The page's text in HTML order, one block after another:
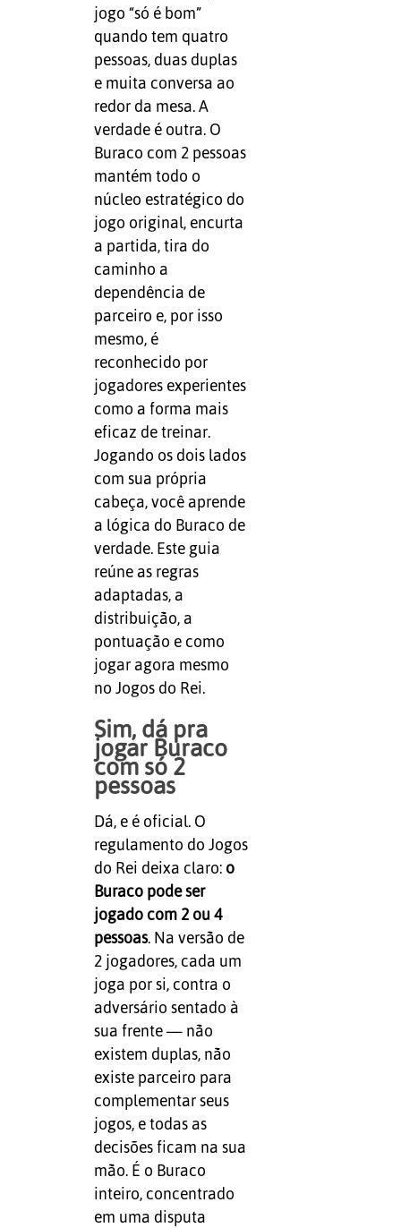
jogo “só é bom”
quando tem quatro
pessoas, duas duplas
e muita conversa ao
redor da mesa. A
verdade é outra. O
Buraco com 2 pessoas
mantém todo o
núcleo estratégico do
jogo original, encurta
a partida, tira do
caminho a
dependência de
parceiro e, por isso
mesmo, é
reconhecido por
jogadores experientes
como a forma mais
eficaz de treinar.
Jogando os dois lados
com sua própria
cabeça, você aprende
a lógica do Buraco de
verdade. Este guia
reúne as regras
adaptadas, a
distribuição, a
pontuação e como
jogar agora mesmo
no Jogos do Rei.
Sim, dá pra
jogar Buraco
com só 2
pessoas
Dá, e é oficial. O
regulamento do Jogos
do Rei deixa claro: o
Buraco pode ser
jogado com 2 ou 4
pessoas. Na versão de
2 jogadores, cada um
joga por si, contra o
adversário sentado à
sua frente — não
existem duplas, não
existe parceiro para
complementar seus
jogos, e todas as
decisões ficam na sua
mão. É o Buraco
inteiro, concentrado
em uma disputa